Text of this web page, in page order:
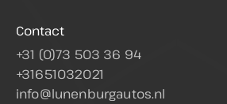
Contact
+31 (0)73 503 36 94
+31651032021
info@lunenburgautos.nl